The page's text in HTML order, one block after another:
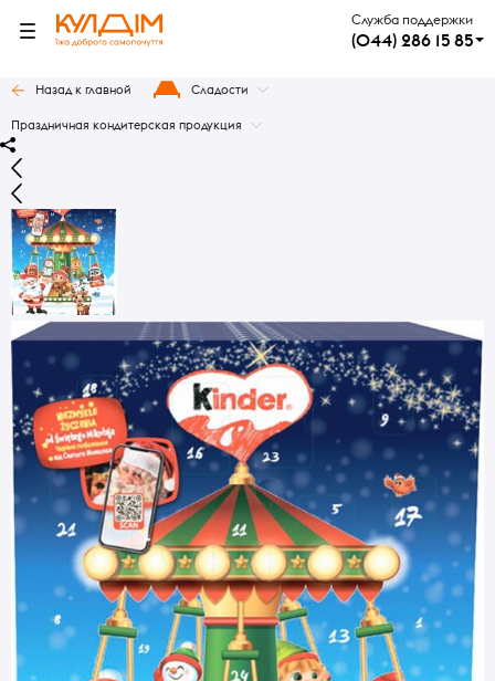
Служба поддержки
(044) 286 15 85
Назад к главной Сладости
Праздничная кондитерская продукция